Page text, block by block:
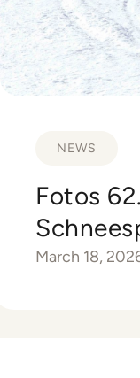
NEWS
Fotos
March 18,